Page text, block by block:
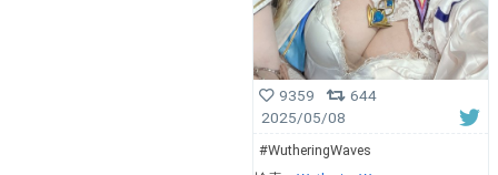
9359
644
2025/05/08
#WutheringWaves